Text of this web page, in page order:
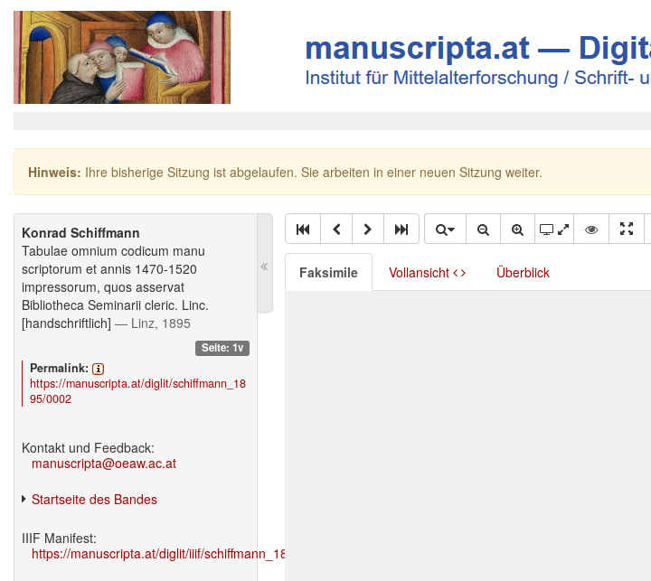
Hinweis: Ihre bisherige Sitzung ist abgelaufen. Sie arbeiten in einer neuen Sitzung weiter.
Konrad Schiffmann
Tabulae omnium codicum manu
scriptorum et annis 1470-1520
impressorum, quos asservat
Bibliotheca Seminarii cleric. Linc.
[handschriftlich] — Linz, 1895
Seite: 1v
Permalink:
https://manuscripta.at/diglit/schiffmann_18
95/0002
Kontakt und Feedback:
manuscripta@oeaw.ac.at
Startseite des Bandes
IIIF Manifest:
https://manuscripta.at/diglit/iiif/schiffmann_1895/manifest.json
Faksimile Vollansicht Überblick